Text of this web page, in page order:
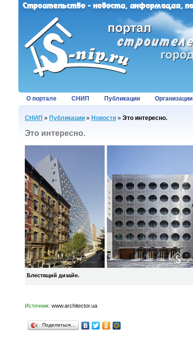
О портале СНИП Публикации Организации
СНИП » Публикации » Новости » Это интересно.
Это интересно.
Блестящий дизайн.
Источник: www.architector.ua
Поделиться…